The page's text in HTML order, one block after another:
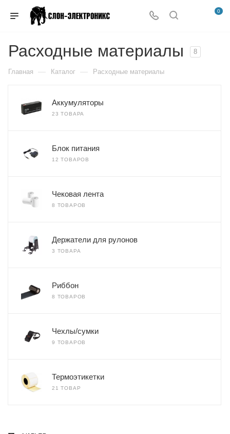
0
Расходные материалы 8
Главная — Каталог — Расходные материалы
Аккумуляторы
23 ТОВАРА
Блок питания
12 ТОВАРОВ
Чековая лента
8 ТОВАРОВ
Держатели для рулонов
3 ТОВАРА
Риббон
8 ТОВАРОВ
Чехлы/сумки
9 ТОВАРОВ
Термоэтикетки
21 ТОВАР